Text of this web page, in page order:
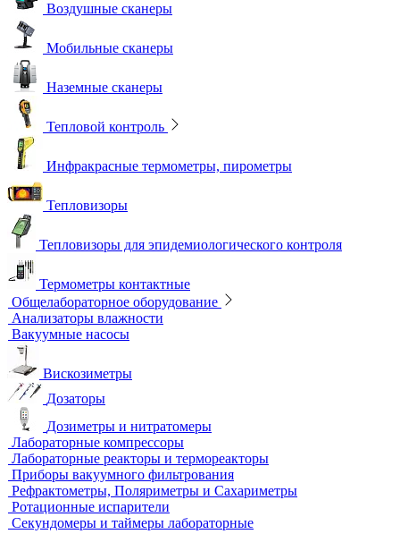
Воздушные сканеры
Мобильные сканеры
Наземные сканеры
Тепловой контроль
Инфракрасные термометры, пирометры
Тепловизоры
Тепловизоры для эпидемиологического контроля
Термометры контактные
Общелабораторное оборудование
Вакуумные насосы
Вискозиметры
Дозаторы
Дозиметры и нитратомеры
Лабораторные компрессоры